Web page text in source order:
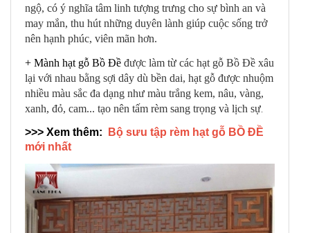
ngộ, có ý nghĩa tâm linh tượng trưng cho sự bình an và
may mắn, thu hút những duyên lành giúp cuộc sống trở
nên hạnh phúc, viên mãn hơn.
+ Mành hạt gỗ Bồ Đề được làm từ các hạt gỗ Bồ Đề xâu
lại với nhau bằng sợi dây dù bền dai, hạt gỗ được nhuộm
nhiều màu sắc đa dạng như màu trắng kem, nâu, vàng,
xanh, đỏ, cam... tạo nên tấm rèm sang trọng và lịch sự.
>>> Xem thêm:
Bộ sưu tập rèm hạt gỗ BỒ ĐỀ
mới nhất